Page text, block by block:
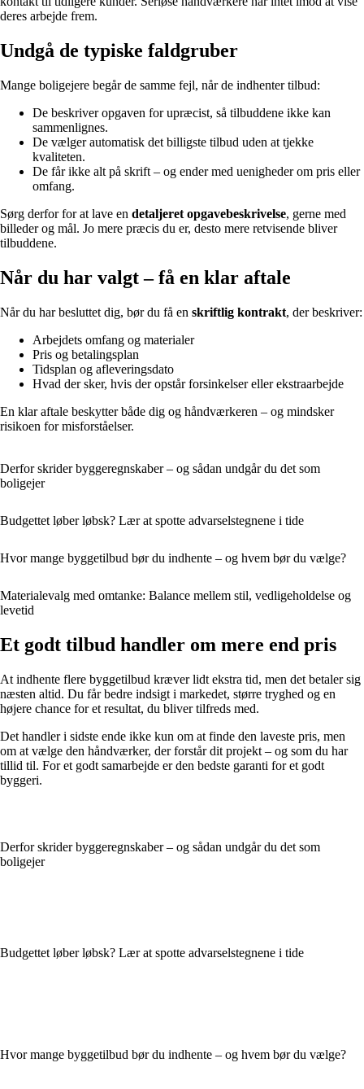
deres arbejde frem.
Undgå de typiske faldgruber
Mange boligejere begår de samme fejl, når de indhenter tilbud:
De beskriver opgaven for upræcist, så tilbuddene ikke kan
sammenlignes.
De vælger automatisk det billigste tilbud uden at tjekke
kvaliteten.
De får ikke alt på skrift – og ender med uenigheder om pris eller
omfang.
Sørg derfor for at lave en detaljeret opgavebeskrivelse, gerne med
billeder og mål. Jo mere præcis du er, desto mere retvisende bliver
tilbuddene.
Når du har valgt – få en klar aftale
Når du har besluttet dig, bør du få en skriftlig kontrakt, der beskriver:
Arbejdets omfang og materialer
Pris og betalingsplan
Tidsplan og afleveringsdato
Hvad der sker, hvis der opstår forsinkelser eller ekstraarbejde
En klar aftale beskytter både dig og håndværkeren – og mindsker
risikoen for misforståelser.
Derfor skrider byggeregnskaber – og sådan undgår du det som
boligejer
Budgettet løber løbsk? Lær at spotte advarselstegnene i tide
Hvor mange byggetilbud bør du indhente – og hvem bør du vælge?
Materialevalg med omtanke: Balance mellem stil, vedligeholdelse og
levetid
Et godt tilbud handler om mere end pris
At indhente flere byggetilbud kræver lidt ekstra tid, men det betaler sig
næsten altid. Du får bedre indsigt i markedet, større tryghed og en
højere chance for et resultat, du bliver tilfreds med.
Det handler i sidste ende ikke kun om at finde den laveste pris, men
om at vælge den håndværker, der forstår dit projekt – og som du har
tillid til. For et godt samarbejde er den bedste garanti for et godt
byggeri.
Derfor skrider byggeregnskaber – og sådan undgår du det som
boligejer
Budgettet løber løbsk? Lær at spotte advarselstegnene i tide
Hvor mange byggetilbud bør du indhente – og hvem bør du vælge?